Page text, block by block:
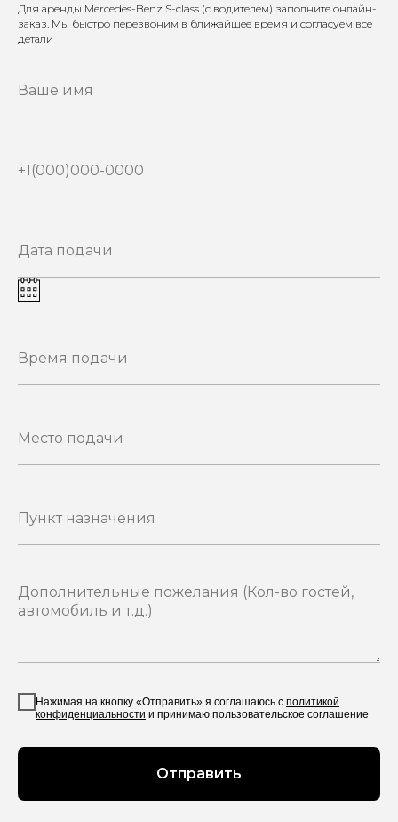
Для аренды Mercedes-Benz S-class (с водителем) заполните онлайн-
заказ. Мы быстро перезвоним в ближайшее время и согласуем все
детали
Нажимая на кнопку «Отправить» я соглашаюсь с политикой
конфиденциальности и принимаю пользовательское соглашение
Отправить